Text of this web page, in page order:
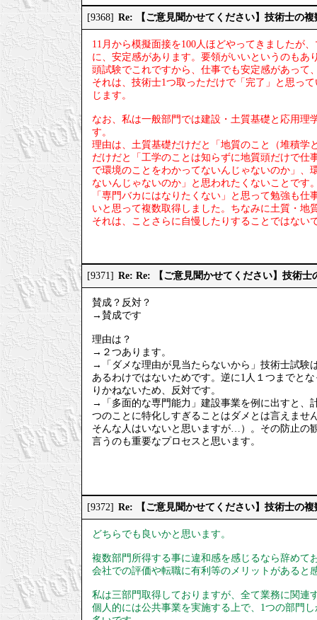
[9368] Re: 【ご意見聞かせてください】技術士の
11月から模擬面接を100人ほどやってきましたが
に、安定感があります。要領がいいというのも
頭試験でこれですから、仕事でも安定感があって
それは、技術士1つ取っただけで「完了」と思っ
じます。
なお、私は一般部門では建設・土質基礎と応用
す。
理由は、土質基礎だけだと「地質のこと（堆積学
だけだと「工学のことは知らずに地質頭だけで
で環境のことをわかってないんじゃないのか」
ないんじゃないのか」と思われたくないことです
「専門バカにはなりたくない」と思って勉強も
いと思って複数取得しました。ちなみに土質・地
それは、ことさらに自慢したりすることではな
[9371] Re: Re: 【ご意見聞かせてください】技術士
賛成？反対？
→賛成です
理由は？
→２つあります。
→「ダメな理由が見当たらないから」技術士試験
あるわけではないためです。逆に1人１つまでと
りかねないため、反対です。
→「多面的な専門能力」建設事業を例に出すと、
つのことに特化しすぎることはダメとは言えませ
そんな人はいないと思いますが…）。その防止の
言うのも重要なプロセスと思います。
[9372] Re: 【ご意見聞かせてください】技術士の
どちらでも良いかと思います。
複数部門所得する事に違和感を感じるなら辞めて
会社での評価や転職に有利等のメリットがあると
私は三部門取得しておりますが、全て業務に関連
個人的には公共事業を実施する上で、1つの部門